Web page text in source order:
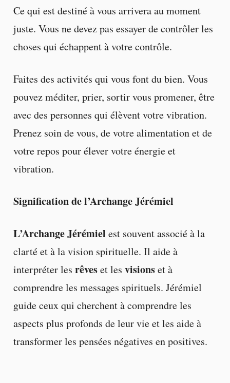
Ce qui est destiné à vous arrivera au moment
juste. Vous ne devez pas essayer de contrôler les
choses qui échappent à votre contrôle.
Faites des activités qui vous font du bien. Vous
pouvez méditer, prier, sortir vous promener, être
avec des personnes qui élèvent votre vibration.
Prenez soin de vous, de votre alimentation et de
votre repos pour élever votre énergie et
vibration.
Signification de l’Archange Jérémiel
L’Archange Jérémiel est souvent associé à la
clarté et à la vision spirituelle. Il aide à
interpréter les rêveset les visionset à
comprendre les messages spirituels. Jérémiel
guide ceux qui cherchent à comprendre les
aspects plus profonds de leur vie et les aide à
transformer les pensées négatives en positives.